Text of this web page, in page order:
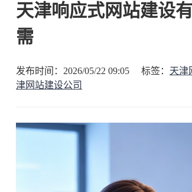
天津响应式网站建设
需
发布时间：2026/05/22 09:05 标签： 天津
津网站建设公司